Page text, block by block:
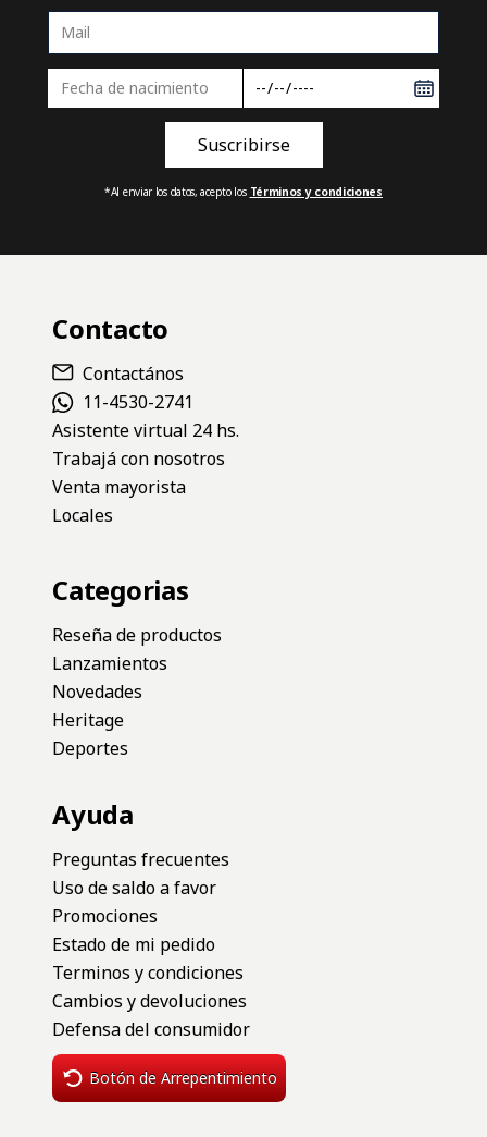
*Al enviar los datos, acepto los Términos y condiciones
Contacto
Contactános
11-4530-2741
Asistente virtual 24 hs.
Trabajá con nosotros
Venta mayorista
Locales
Categorias
Reseña de productos
Lanzamientos
Novedades
Heritage
Deportes
Ayuda
Preguntas frecuentes
Uso de saldo a favor
Promociones
Estado de mi pedido
Terminos y condiciones
Cambios y devoluciones
Defensa del consumidor
Botón de Arrepentimiento